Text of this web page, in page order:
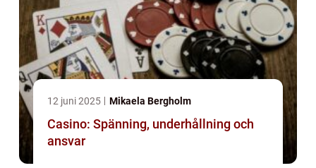
12 juni 2025 Mikaela Bergholm
Casino: Spänning, underhållning och
ansvar